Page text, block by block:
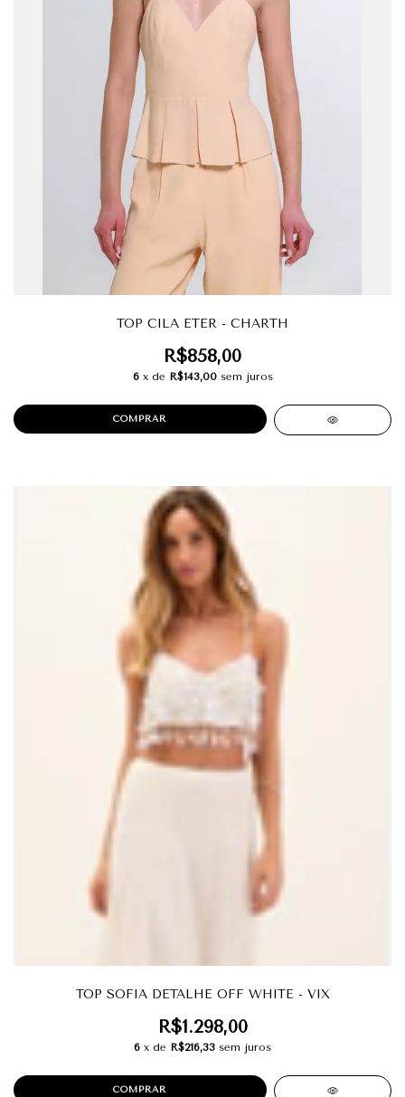
TOP CILA ETER - CHARTH
R$858,00
6 x de R$143,00 sem juros
COMPRAR
TOP SOFIA DETALHE OFF WHITE - VIX
R$1.298,00
6 x de R$216,33 sem juros
COMPRAR